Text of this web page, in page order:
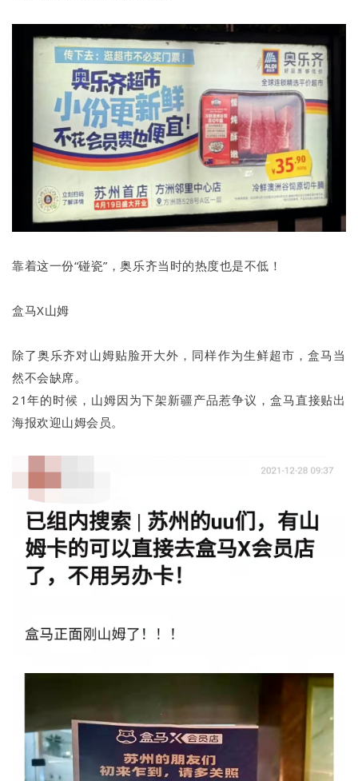
靠着这一份“碰瓷”，奥乐齐当时的热度也是不低！
盒马X山姆
除了奥乐齐对山姆贴脸开大外，同样作为生鲜超市，盒马当
然不会缺席。
21年的时候，山姆因为下架新疆产品惹争议，盒马直接贴出
海报欢迎山姆会员。